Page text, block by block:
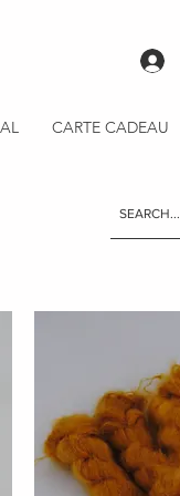
CARTE CADEAU